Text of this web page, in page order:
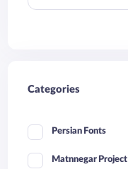
Categories
Persian Fonts
Matnnegar Project